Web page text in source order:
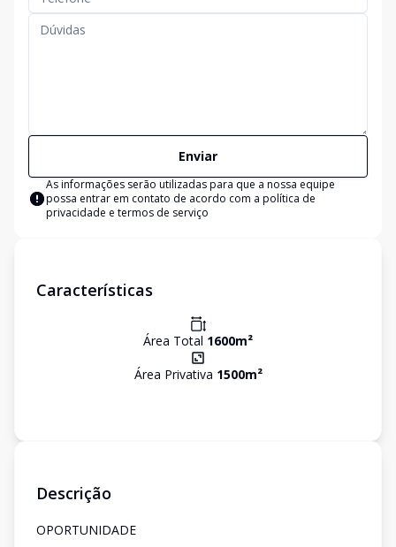
Enviar
As informações serão utilizadas para que a nossa equipe
possa entrar em contato de acordo com a política de
privacidade e termos de serviço
Características
Área Total 1600m²
Área Privativa 1500m²
Descrição
OPORTUNIDADE